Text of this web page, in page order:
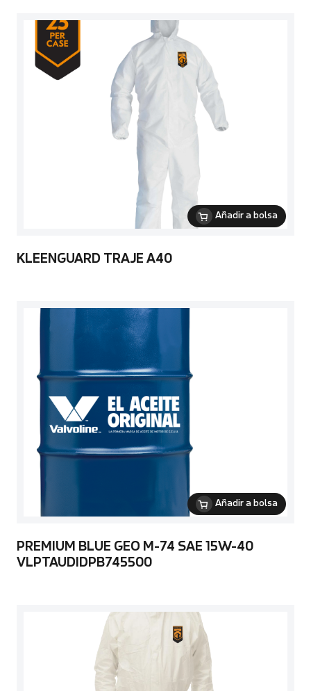
Añadir a bolsa
KLEENGUARD TRAJE A40
Añadir a bolsa
PREMIUM BLUE GEO M-74 SAE 15W-40
VLPTAUDIDPB745500